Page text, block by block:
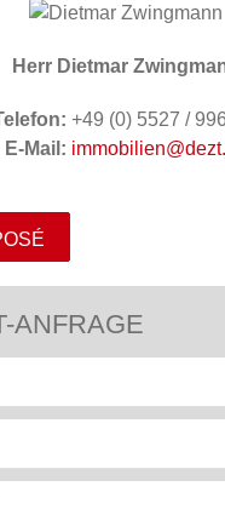
Herr Dietmar
+49 (0) 5527 /
E-Mail:
ANFRAGE